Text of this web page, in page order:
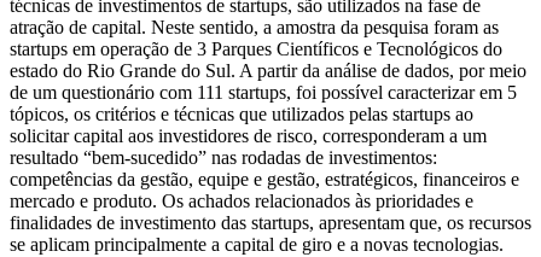
técnicas de investimentos de startups, são utilizados na fase de
atração de capital. Neste sentido, a amostra da pesquisa foram as
startups em operação de 3 Parques Científicos e Tecnológicos do
estado do Rio Grande do Sul. A partir da análise de dados, por meio
de um questionário com 111 startups, foi possível caracterizar em 5
tópicos, os critérios e técnicas que utilizados pelas startups ao
solicitar capital aos investidores de risco, corresponderam a um
resultado “bem-sucedido” nas rodadas de investimentos:
competências da gestão, equipe e gestão, estratégicos, financeiros e
mercado e produto. Os achados relacionados às prioridades e
finalidades de investimento das startups, apresentam que, os recursos
se aplicam principalmente a capital de giro e a novas tecnologias.